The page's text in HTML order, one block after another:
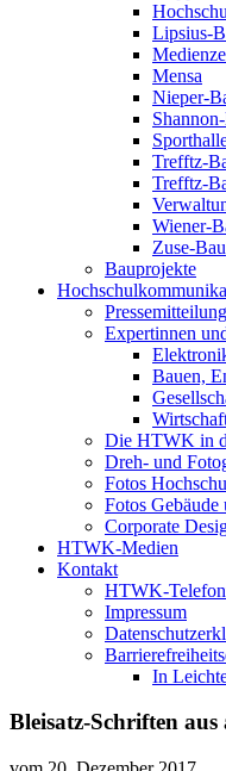
Lipsius-
Mensa
Nieper-
Trefftz-
Trefftz-
Wiener-
Zuse-Bau
Bauprojekte
Expertinnen
Bauen,
Die HTWK in
Dreh- und
Fotos
Fotos Gebäude
Corporate
HTWK-Medien
Kontakt
HTWK-
Impressum
In
Bleisatz-Schriften aus